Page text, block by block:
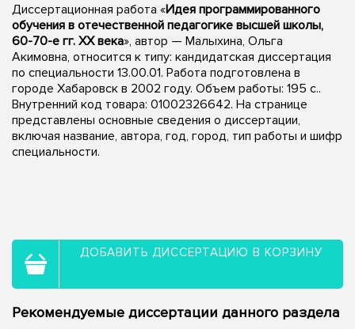
Диссертационная работа «Идея программированного
обучения в отечественной педагогике высшей школы,
60-70-е гг. XX века», автор — Малыхина, Ольга
Акимовна, относится к типу: кандидатская диссертация
по специальности 13.00.01. Работа подготовлена в
городе Хабаровск в 2002 году. Объем работы: 195 с..
Внутренний код товара: 01002326642. На странице
представлены основные сведения о диссертации,
включая название, автора, год, город, тип работы и шифр
специальности.
ДОБАВИТЬ ДИССЕРТАЦИЮ В КОРЗИНУ
Рекомендуемые диссертации данного раздела